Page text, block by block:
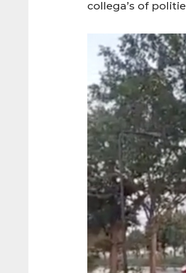
collega’s of